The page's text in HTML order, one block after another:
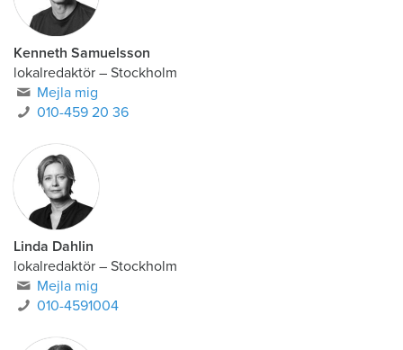
Kenneth Samuelsson
lokalredaktör – Stockholm
Mejla mig
010-459 20 36
Linda Dahlin
lokalredaktör – Stockholm
Mejla mig
010-4591004